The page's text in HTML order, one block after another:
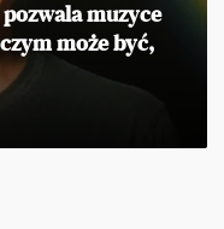
muzyce
może być,